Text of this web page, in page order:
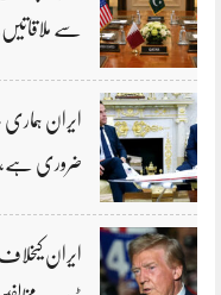
سے
ایران ہماری
ضروری
ایران